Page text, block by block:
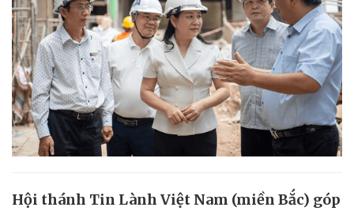
Hội thánh Tin Lành Việt Nam (miền Bắc) góp